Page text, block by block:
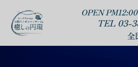
OPEN
TEL 03-
全